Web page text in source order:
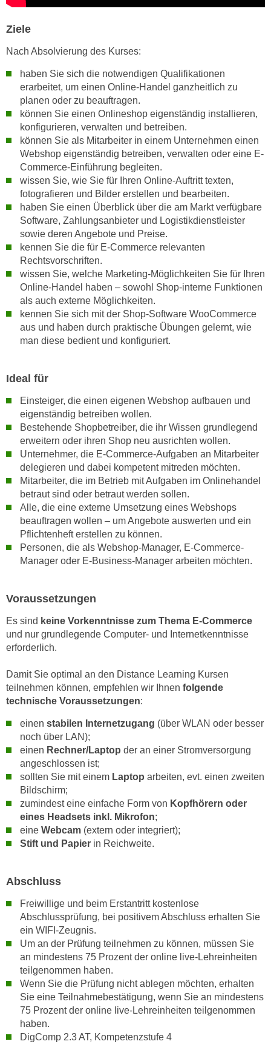
Ziele
Nach Absolvierung des Kurses:
haben Sie sich die notwendigen Qualifikationen
erarbeitet, um einen Online-Handel ganzheitlich zu
planen oder zu beauftragen.
können Sie einen Onlineshop eigenständig installieren,
konfigurieren, verwalten und betreiben.
können Sie als Mitarbeiter in einem Unternehmen einen
Webshop eigenständig betreiben, verwalten oder eine E-
Commerce-Einführung begleiten.
wissen Sie, wie Sie für Ihren Online-Auftritt texten,
fotografieren und Bilder erstellen und bearbeiten.
haben Sie einen Überblick über die am Markt verfügbare
Software, Zahlungsanbieter und Logistikdienstleister
sowie deren Angebote und Preise.
kennen Sie die für E-Commerce relevanten
Rechtsvorschriften.
wissen Sie, welche Marketing-Möglichkeiten Sie für Ihren
Online-Handel haben – sowohl Shop-interne Funktionen
als auch externe Möglichkeiten.
kennen Sie sich mit der Shop-Software WooCommerce
aus und haben durch praktische Übungen gelernt, wie
man diese bedient und konfiguriert.
Ideal für
Einsteiger, die einen eigenen Webshop aufbauen und
eigenständig betreiben wollen.
Bestehende Shopbetreiber, die ihr Wissen grundlegend
erweitern oder ihren Shop neu ausrichten wollen.
Unternehmer, die E-Commerce-Aufgaben an Mitarbeiter
delegieren und dabei kompetent mitreden möchten.
Mitarbeiter, die im Betrieb mit Aufgaben im Onlinehandel
betraut sind oder betraut werden sollen.
Alle, die eine externe Umsetzung eines Webshops
beauftragen wollen – um Angebote auswerten und ein
Pflichtenheft erstellen zu können.
Personen, die als Webshop-Manager, E-Commerce-
Manager oder E-Business-Manager arbeiten möchten.
Voraussetzungen
Es sind keine Vorkenntnisse zum Thema E-Commerce
und nur grundlegende Computer- und Internetkenntnisse
erforderlich.
Damit Sie optimal an den Distance Learning Kursen
teilnehmen können, empfehlen wir Ihnen folgende
technische Voraussetzungen:
einen stabilen Internetzugang (über WLAN oder besser
noch über LAN);
einen Rechner/Laptop der an einer Stromversorgung
angeschlossen ist;
sollten Sie mit einem Laptop arbeiten, evt. einen zweiten
Bildschirm;
zumindest eine einfache Form von Kopfhörern oder
eines Headsets inkl. Mikrofon;
eine Webcam (extern oder integriert);
Stift und Papier in Reichweite.
Abschluss
Freiwillige und beim Erstantritt kostenlose
Abschlussprüfung, bei positivem Abschluss erhalten Sie
ein WIFI-Zeugnis.
Um an der Prüfung teilnehmen zu können, müssen Sie
an mindestens 75 Prozent der online live-Lehreinheiten
teilgenommen haben.
Wenn Sie die Prüfung nicht ablegen möchten, erhalten
Sie eine Teilnahmebestätigung, wenn Sie an mindestens
75 Prozent der online live-Lehreinheiten teilgenommen
haben.
DigComp 2.3 AT, Kompetenzstufe 4
e
o
e
f
M
r
i
z
k
u
d
p
m
r
s
z
w
e
k
e
g
e
e
z
.
a
v
r
i
w
h
n
I
r
k
i
m
E
t
e
s
h
t
r
c
n
g
e
m
s
s
e
n
c
u
z
n
v
a
e
e